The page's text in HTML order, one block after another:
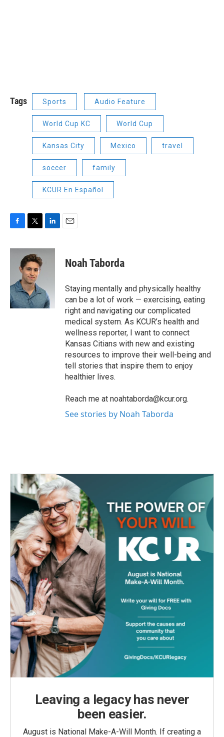
Tags Sports Audio Feature
World Cup KC World Cup
Kansas City Mexico travel
soccer family
KCUR En Español
c
o
k
i
t
t
e
r
n
n
Noah Taborda
Staying mentally and physically healthy
can be a lot of work — exercising, eating
right and navigating our complicated
medical system. As KCUR’s health and
wellness reporter, I want to connect
Kansas Citians with new and existing
resources to improve their well-being and
tell stories that inspire them to enjoy
healthier lives.
Reach me at noahtaborda@kcur.org.
See stories by Noah Taborda
Leaving a legacy has never
been easier.
August is National Make-A-Will Month. If creating a